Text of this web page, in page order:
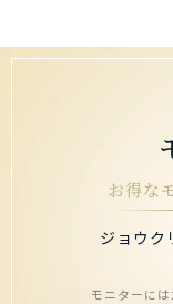
お得な
ジョウク
モニターに